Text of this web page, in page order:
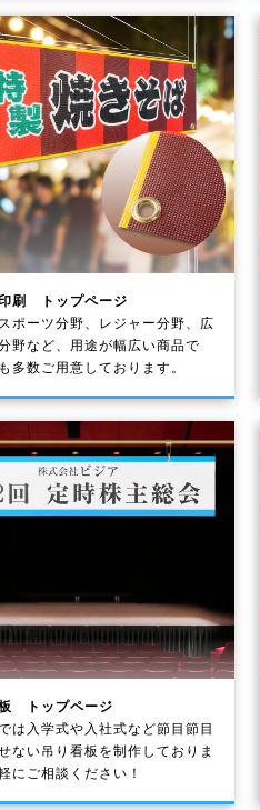
刷 トップページ
ポーツ分野、レジャー分野、広
野など、用途が幅広い商品で
多数ご用意しております。
トップページ
は入学式や入社式など節目節目
ない吊り看板を制作しておりま
にご相談ください！